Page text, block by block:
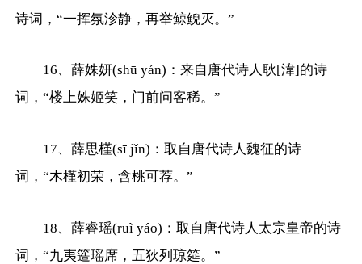
诗词，“一挥氛沴静，再举鲸鲵灭。”
16、薛姝妍(shū yán)：来自唐代诗人耿[湋]的诗
词，“楼上姝姬笑，门前问客稀。”
17、薛思槿(sī jǐn)：取自唐代诗人魏征的诗
词，“木槿初荣，含桃可荐。”
18、薛睿瑶(ruì yáo)：取自唐代诗人太宗皇帝的诗
词，“九夷簉瑶席，五狄列琼筵。”